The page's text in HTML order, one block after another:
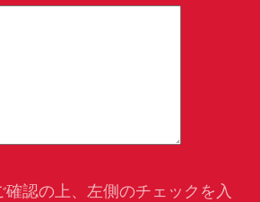
認の上、左側のチェックを入